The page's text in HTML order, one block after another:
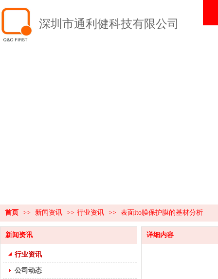
深圳市通利健科技有限公司
首页 >> 新闻资讯 >> 行业资讯 >> 表面ito膜保护膜的基材分析
新闻资讯
行业资讯
公司动态
详细内容